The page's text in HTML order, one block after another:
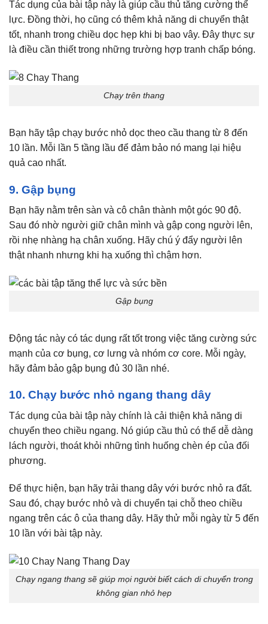
Tác dụng của bài tập này là giúp cầu thủ tăng cường thể
lực. Đồng thời, họ cũng có thêm khả năng di chuyển thật
tốt, nhanh trong chiều dọc hẹp khi bị bao vây. Đây thực sự
là điều cần thiết trong những trường hợp tranh chấp bóng.
Chạy trên thang
Bạn hãy tập chạy bước nhỏ dọc theo cầu thang từ 8 đến
10 lần. Mỗi lần 5 tầng lầu để đảm bảo nó mang lại hiệu
quả cao nhất.
9. Gập bụng
Bạn hãy nằm trên sàn và cô chân thành một góc 90 độ.
Sau đó nhờ người giữ chân mình và gập cong người lên,
rồi nhẹ nhàng hạ chân xuống. Hãy chú ý đẩy người lên
thật nhanh nhưng khi hạ xuống thì chậm hơn.
Gập bụng
Động tác này có tác dụng rất tốt trong việc tăng cường sức
mạnh của cơ bụng, cơ lưng và nhóm cơ core. Mỗi ngày,
hãy đảm bảo gập bụng đủ 30 lần nhé.
10. Chạy bước nhỏ ngang thang dây
Tác dụng của bài tập này chính là cải thiện khả năng di
chuyển theo chiều ngang. Nó giúp cầu thủ có thể dễ dàng
lách người, thoát khỏi những tình huống chèn ép của đối
phương.
Để thực hiện, bạn hãy trải thang dây với bước nhỏ ra đất.
Sau đó, chạy bước nhỏ và di chuyển tại chỗ theo chiều
ngang trên các ô của thang dây. Hãy thử mỗi ngày từ 5 đến
10 lần với bài tập này.
Chạy ngang thang sẽ giúp mọi người biết cách di chuyển trong
không gian nhỏ hẹp